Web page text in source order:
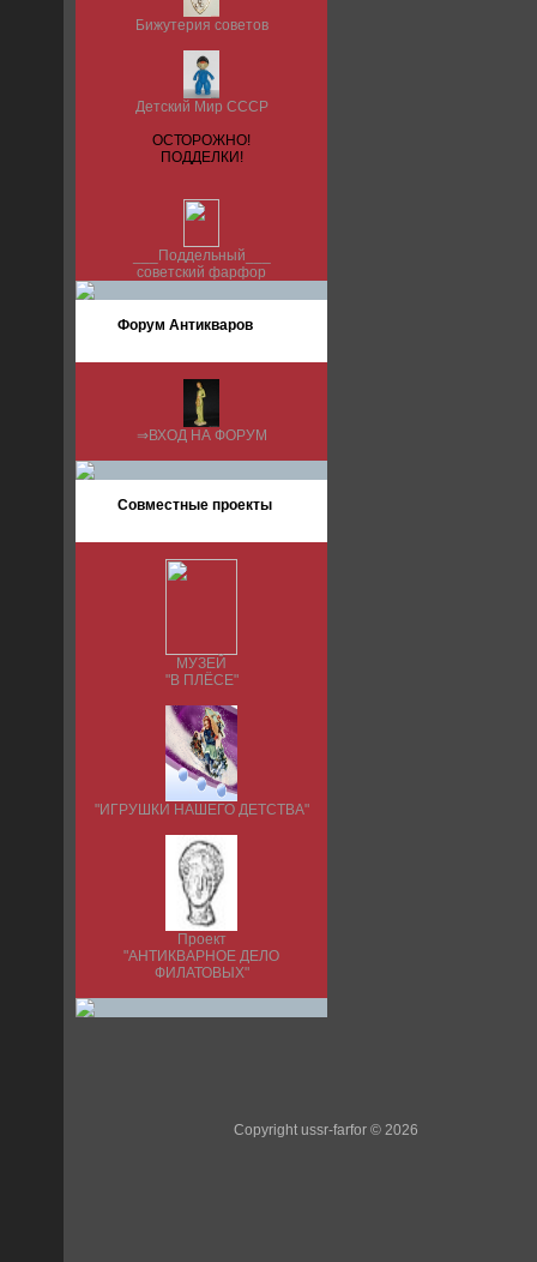
Бижутерия советов
Детский Мир СССР
ОСТОРОЖНО!
ПОДДЕЛКИ!
___Поддельный___
советский фарфор
Форум Антикваров
⇒ВХОД НА ФОРУМ
Совместные проекты
МУЗЕЙ
"В ПЛЁСЕ"
"ИГРУШКИ НАШЕГО ДЕТСТВА"
Проект
"АНТИКВАРНОЕ ДЕЛО
ФИЛАТОВЫХ"
Copyright ussr-farfor © 2026